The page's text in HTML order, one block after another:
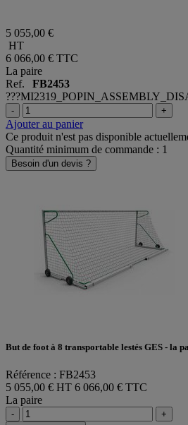
5 055,00 €
HT
6 066,00 € TTC
La paire
Ref. FB2453
- +
Ajouter au panier
Ce produit n'est pas disponible
Quantité minimum de commande : 1
Besoin d'un devis ?
But de foot à 8 transportable lestés GES - la
Référence : FB2453
5 055,00 € HT 6 066,00 € TTC
La paire
-
+